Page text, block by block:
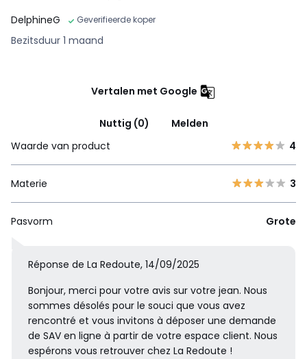
DelphineG
Geverifieerde koper
Bezitsduur 1 maand
Vertalen met Google
Nuttig (0)
Melden
Waarde van product
4
Materie 3
Pasvorm Grote
Réponse de La Redoute, 14/09/2025
Bonjour, merci pour votre avis sur votre jean. Nous
sommes désolés pour le souci que vous avez
rencontré et vous invitons à déposer une demande
de SAV en ligne à partir de votre espace client. Nous
espérons vous retrouver chez La Redoute !